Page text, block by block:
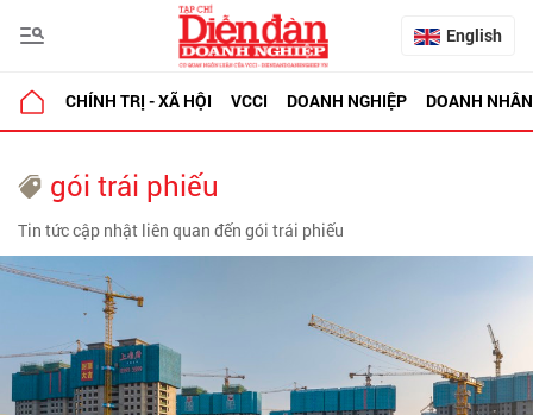
English
CHÍNH TRỊ - XÃ HỘI VCCI DOANH NGHIỆP DOANH NHÂN
gói trái phiếu
Tin tức cập nhật liên quan đến gói trái phiếu